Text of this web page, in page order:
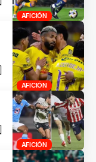
AFICIÓN
AFICIÓN
AFICIÓN